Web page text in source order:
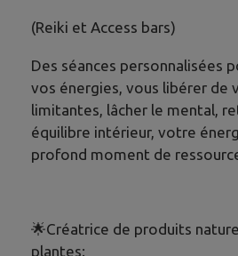
(Reiki et Access bars)
Des séances personnalisées
vos énergies, vous libérer de
limitantes, lâcher le mental,
équilibre intérieur, votre
profond moment de
​🌟Créatrice de produits
plantes: